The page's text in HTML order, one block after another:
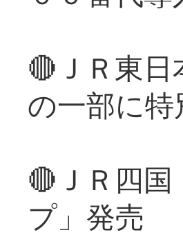
🔴ＪＲ東
の一部に特
🔴ＪＲ四
プ」発売